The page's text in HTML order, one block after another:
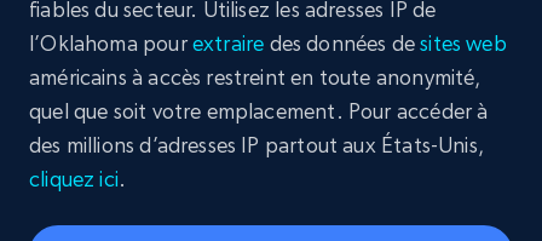
fiables du secteur. Utilisez les adresses IP de
l’Oklahoma pourextraire des données desites web
américains à accès restreint en toute anonymité,
quel que soit votre emplacement. Pour accéder à
des millions d’adresses IP partout aux États-Unis,
cliquez ici.